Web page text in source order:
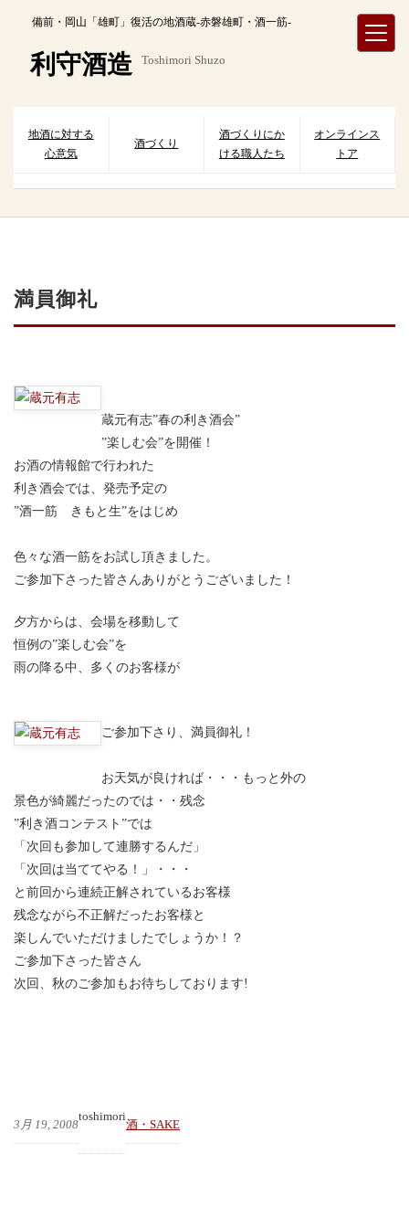
備前・岡山「雄町」復活の地酒蔵-赤磐雄町・酒一筋-
利守酒造 Toshimori Shuzo
地酒に対する
心意気
酒づくり
酒づくりにか
ける職人たち
オンラインス
トア
満員御礼
蔵元有志”春の利き酒会”
”楽しむ会”を開催！
お酒の情報館で行われた
利き酒会では、発売予定の
”酒一筋 きもと生”をはじめ
色々な酒一筋をお試し頂きました。
ご参加下さった皆さんありがとうございました！
夕方からは、会場を移動して
恒例の”楽しむ会”を
雨の降る中、多くのお客様が
ご参加下さり、満員御礼！
お天気が良ければ・・・もっと外の
景色が綺麗だったのでは・・残念
”利き酒コンテスト”では
「次回も参加して連勝するんだ」
「次回は当ててやる！」・・・
と前回から連続正解されているお客様
残念ながら不正解だったお客様と
楽しんでいただけましたでしょうか！？
ご参加下さった皆さん
次回、秋のご参加もお待ちしております!
3月 19, 2008
toshimori
酒・SAKE